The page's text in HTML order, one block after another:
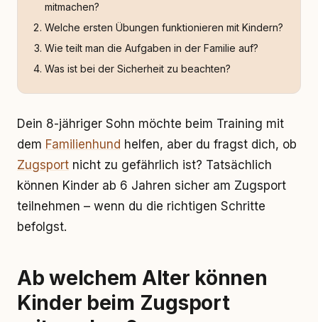
mitmachen?
Welche ersten Übungen funktionieren mit Kindern?
Wie teilt man die Aufgaben in der Familie auf?
Was ist bei der Sicherheit zu beachten?
Dein 8-jähriger Sohn möchte beim Training mit
dem Familienhund helfen, aber du fragst dich, ob
Zugsport nicht zu gefährlich ist? Tatsächlich
können Kinder ab 6 Jahren sicher am Zugsport
teilnehmen – wenn du die richtigen Schritte
befolgst.
Ab welchem Alter können
Kinder beim Zugsport